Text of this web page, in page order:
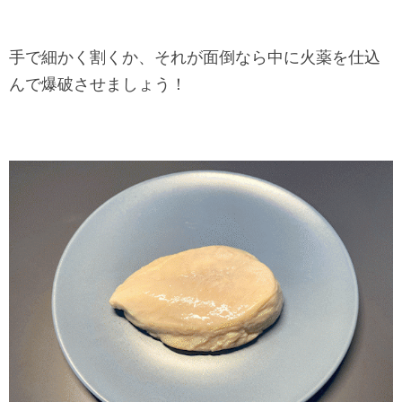
手で細かく割くか、それが面倒なら中に火薬を仕込
んで爆破させましょう！